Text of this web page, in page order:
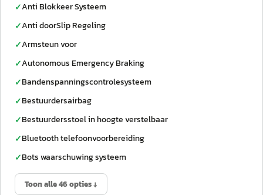
✓Anti Blokkeer Systeem
✓Anti doorSlip Regeling
✓Armsteun voor
✓Autonomous Emergency Braking
✓Bandenspanningscontrolesysteem
✓Bestuurdersairbag
✓Bestuurdersstoel in hoogte verstelbaar
✓Bluetooth telefoonvoorbereiding
✓Bots waarschuwing systeem
Toon alle 46 opties ↓